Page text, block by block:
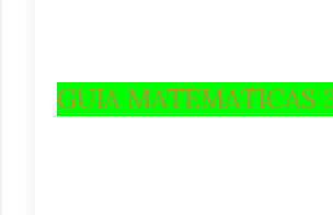
GUIA MATEMATICAS